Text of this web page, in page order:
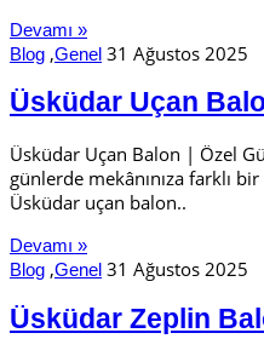
Devamı »
Blog ,Genel 31 Ağustos 2025
Üsküdar Uçan
Üsküdar Uçan Balon | Özel
günlerde mekânınıza farklı
Üsküdar uçan balon..
Devamı »
Blog ,Genel 31 Ağustos 2025
Üsküdar Zeplin